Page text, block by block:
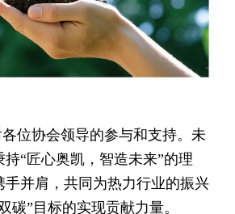
位协会领导的参与和支持。未
“匠心奥凯，智造未来”的理
手并肩，共同为热力行业的振兴
碳”目标的实现贡献力量。